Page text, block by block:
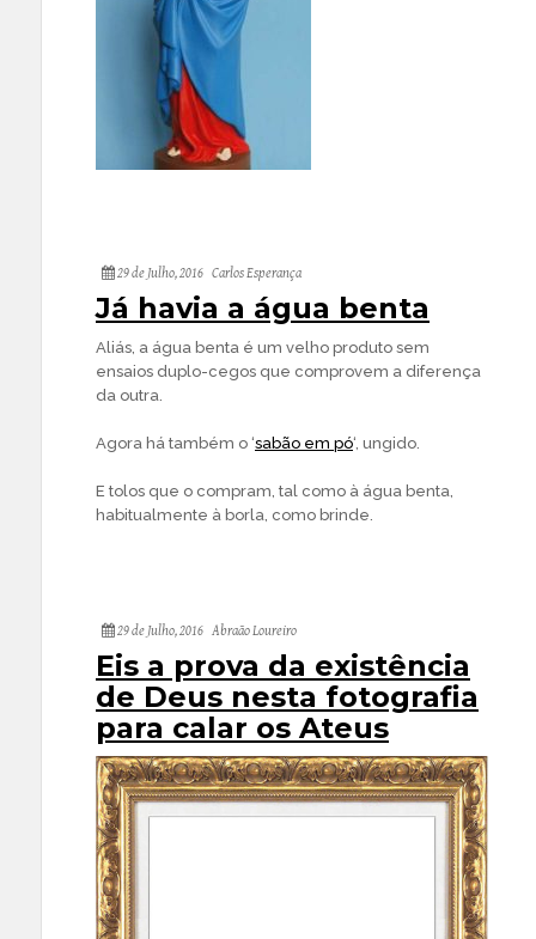
29 de Julho, 2016 Carlos Esperança
Já havia a água benta
Aliás, a água benta é um velho produto sem
ensaios duplo-cegos que comprovem a diferença
da outra.
Agora há também o ‘sabão em pó‘, ungido.
E tolos que o compram, tal como à água benta,
habitualmente à borla, como brinde.
29 de Julho, 2016 Abraão Loureiro
Eis a prova da existência
de Deus nesta fotografia
para calar os Ateus